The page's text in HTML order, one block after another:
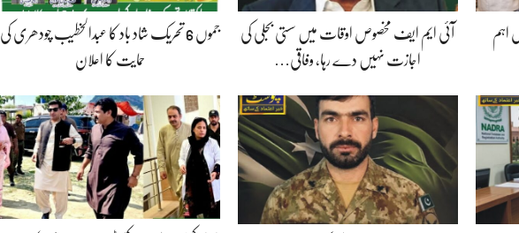
اہم
آئی ایم ایف مخصوص اوقات میں سستی بجلی کی
اجازت نہیں دے رہا، وفاقی…
جموں 6 تحریک شاد باد کا عبدالخطیب چودھری کی
حمایت کا اعلان